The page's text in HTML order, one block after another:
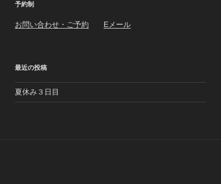
予約制
お問い合わせ・ご予約 Eメール
最近の投稿
夏休み３日目